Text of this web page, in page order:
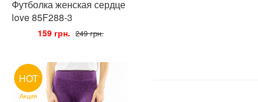
Футболка женская сердце
love 85F288-3
159 грн. 249 грн.
HOT
Акция